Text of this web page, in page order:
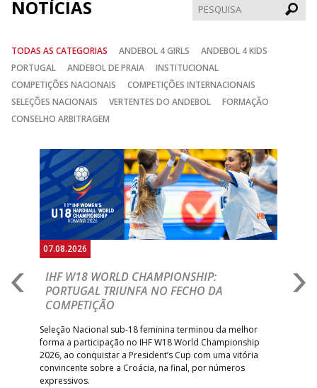
NOTÍCIAS
TODAS AS CATEGORIAS ANDEBOL 4 GIRLS
ANDEBOL 4 KIDS
PORTUGAL
ANDEBOL DE PRAIA
INSTITUCIONAL
COMPETIÇÕES NACIONAIS
COMPETIÇÕES INTERNACIONAIS
SELEÇÕES NACIONAIS
VERTENTES DO ANDEBOL
FORMAÇÃO
CONSELHO ARBITRAGEM
07.08.2026
IHF W18 WORLD CHAMPIONSHIP:
PORTUGAL TRIUNFA NO FECHO DA
COMPETIÇÃO
Seleção Nacional sub-18 feminina terminou da melhor
forma a participação no IHF W18 World Championship
2026, ao conquistar a President’s Cup com uma vitória
convincente sobre a Croácia, na final, por números
expressivos.
Anterior